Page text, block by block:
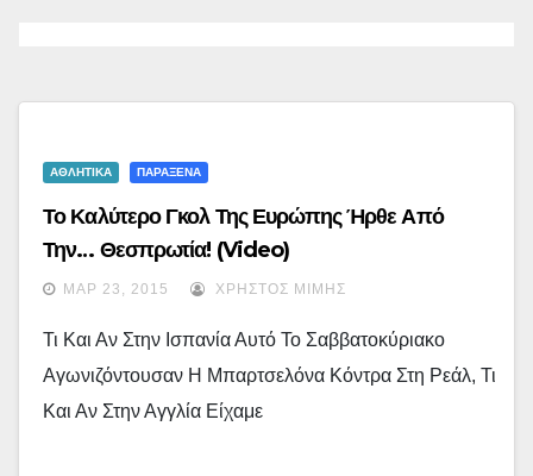
ΑΘΛΗΤΙΚΑ ΠΑΡΑΞΕΝΑ
Το Καλύτερο Γκολ Της Ευρώπης Ήρθε Από
Την… Θεσπρωτία! (video)
ΜΑΡ 23, 2015 ΧΡΉΣΤΟΣ ΜΊΜΗΣ
Τι Και Αν Στην Ισπανία Αυτό Το Σαββατοκύριακο
Αγωνιζόντουσαν Η Μπαρτσελόνα Κόντρα Στη Ρεάλ, Τι
Και Αν Στην Αγγλία Είχαμε